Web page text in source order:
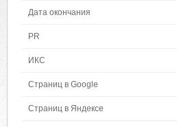
Дата окончания
PR
ИКС
Страниц в Google
Страниц в Яндексе